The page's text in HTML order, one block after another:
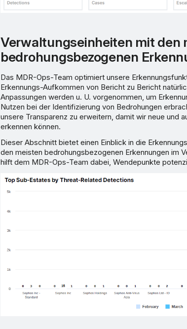
Verwaltungseinheiten mit den
bedrohungsbezogenen
Das MDR-Ops-Team optimiert unsere
Erkennungs-Aufkommen von Bericht zu Bericht
Anpassungen werden u. U. vorgenommen, um
Nutzen bei der Identifizierung von Bedrohungen
unsere Transparenz zu erweitern, damit wir neue und
erkennen können.
Dieser Abschnitt bietet einen Einblick in die
den meisten bedrohungsbezogenen Erkennungen im
hilft dem MDR-Ops-Team dabei, Wendepunkte